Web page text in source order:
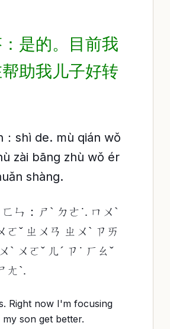
是的。目前我
助我儿子好转
shì de. mù qián wǒ
zài bāng zhù wǒ ér
shàng.
ㄈㄣ：ㄕˋ ㄉㄜ˙. ㄇㄨˋ
ㄛˇ ㄓㄨㄢ ㄓㄨˋ ㄗㄞ
ˋ ㄨㄛˇ ㄦˊ ㄗ˙ ㄏㄠˇ
ㄤˋ.
Right now I'm focusing
son get better.